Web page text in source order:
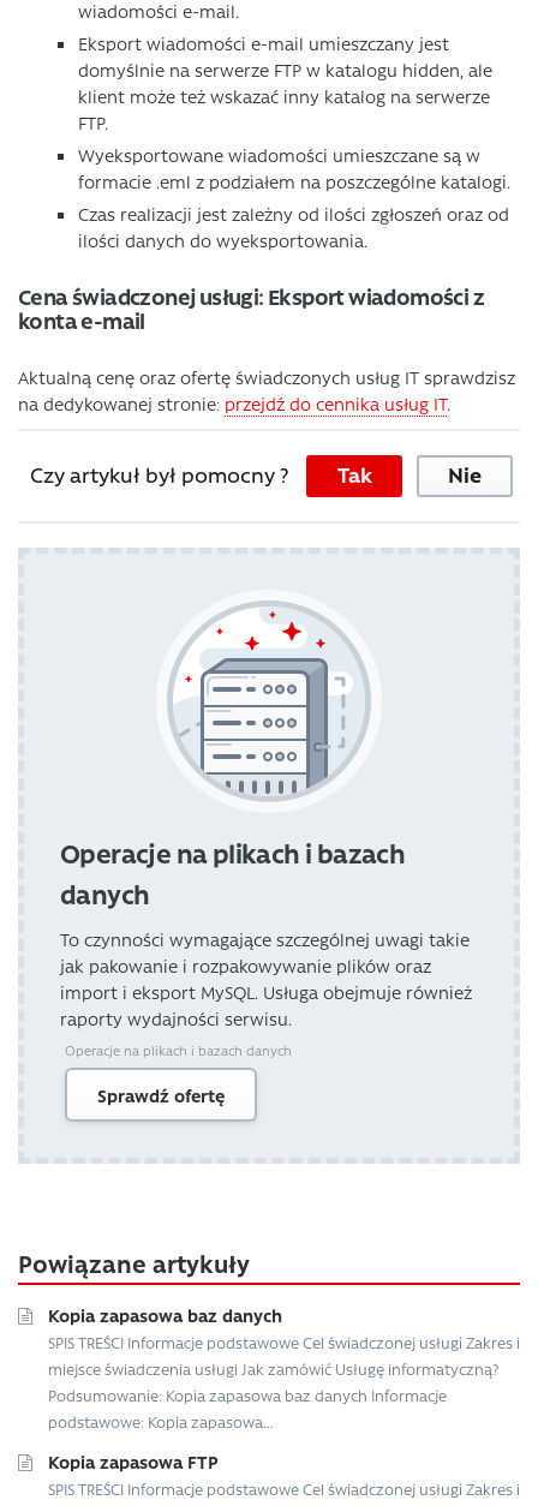
wiadomości e-mail.
Eksport wiadomości e-mail umieszczany jest
domyślnie na serwerze FTP w katalogu hidden, ale
klient może też wskazać inny katalog na serwerze
FTP.
Wyeksportowane wiadomości umieszczane są w
formacie .eml z podziałem na poszczególne katalogi.
Czas realizacji jest zależny od ilości zgłoszeń oraz od
ilości danych do wyeksportowania.
Cena świadczonej usługi: Eksport wiadomości z
konta e-mail
Aktualną cenę oraz ofertę świadczonych usług IT sprawdzisz
na dedykowanej stronie: przejdź do cennika usług IT.
Czy artykuł był pomocny ? Tak Nie
Operacje na plikach i bazach
danych
To czynności wymagające szczególnej uwagi takie
jak pakowanie i rozpakowywanie plików oraz
import i eksport MySQL. Usługa obejmuje również
raporty wydajności serwisu.
Operacje na plikach i bazach danych
Sprawdź ofertę
Powiązane artykuły
Kopia zapasowa baz danych
SPIS TREŚCI Informacje podstawowe Cel świadczonej usługi Zakres i
miejsce świadczenia usługi Jak zamówić Usługę informatyczną?
Podsumowanie: Kopia zapasowa baz danych Informacje
podstawowe: Kopia zapasowa...
Kopia zapasowa FTP
SPIS TREŚCI Informacje podstawowe Cel świadczonej usługi Zakres i